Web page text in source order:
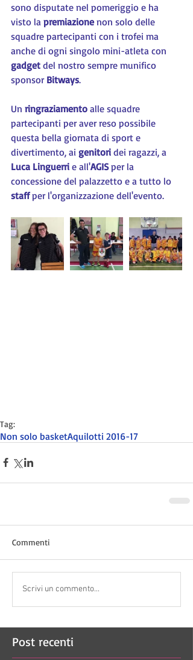
sono disputate nel pomeriggio e ha
visto la premiazione non solo delle
squadre partecipanti con i trofei ma
anche di ogni singolo mini-atleta con
gadget del nostro sempre munifico
sponsor Bitways.
Un ringraziamento alle squadre
partecipanti per aver reso possibile
questa bella giornata di sport e
divertimento, ai genitori dei ragazzi, a
Luca Linguerri e all'AGIS per la
concessione del palazzetto e a tutto lo
staff per l'organizzazione dell'evento.
Tag:
Non solo basketAquilotti 2016-17
Commenti
Scrivi un commento...
Post recenti